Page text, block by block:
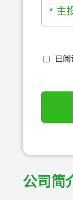
公司简
* 主
已阅